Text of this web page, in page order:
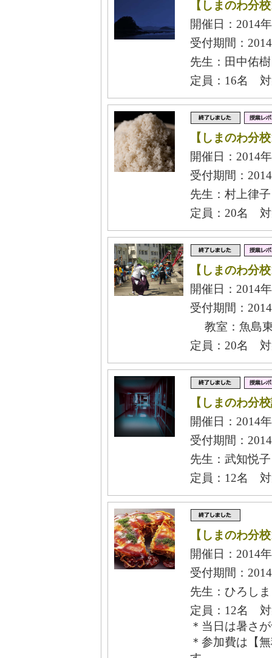
【しまのわ分
開催日：2014
受付期間：
先生：田中佑
定員：16名 対
【しまのわ分
開催日：2014
受付期間：
先生：村上律
定員：20名 対
【しまのわ分
開催日：2014
受付期間：
教室：魚島
定員：20名 対
【しまのわ分
開催日：2014
受付期間：
先生：武知悦
定員：12名 対
【しまのわ分
開催日：2014
受付期間：
先生：ひろし
定員：12名 対
＊当日は暑さ
＊参加費は【